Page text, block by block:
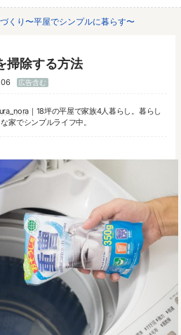
くり〜平屋でシンプルに暮らす〜
掃除する方法
広告含む
｜18坪の平屋で家族4人暮らし。暮らし
家でシンプルライフ中。